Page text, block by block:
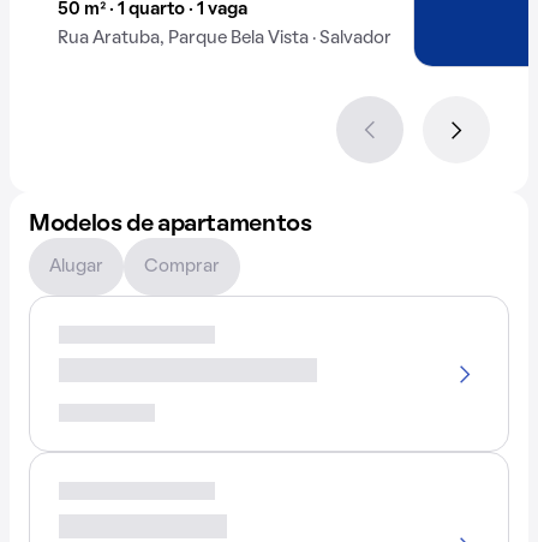
50 m² · 1 quarto · 1 vaga
Rua Aratuba, Parque Bela Vista · Salvador
Modelos de apartamentos
Alugar Comprar